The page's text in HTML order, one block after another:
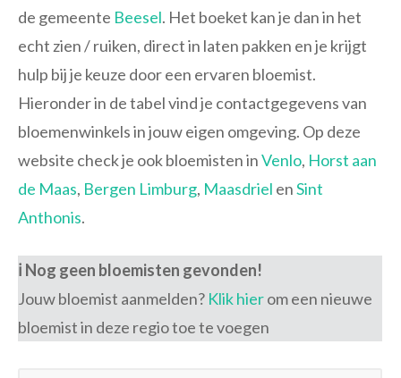
de gemeente Beesel. Het boeket kan je dan in het
echt zien / ruiken, direct in laten pakken en je krijgt
hulp bij je keuze door een ervaren bloemist.
Hieronder in de tabel vind je contactgegevens van
bloemenwinkels in jouw eigen omgeving. Op deze
website check je ook bloemisten inVenlo, Horst aan
de Maas, Bergen Limburg, Maasdriel enSint
Anthonis.
ℹ️ Nog geen bloemisten gevonden!
Jouw bloemist aanmelden? Klik hierom een nieuwe
bloemist in deze regio toe te voegen